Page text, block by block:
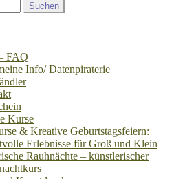
Suchen
FAQ
Info/ Datenpiraterie
Kurse
& Kreative Geburtstagsfeiern:
Erlebnisse für Groß und Klein
Rauhnächte – künstlerischer